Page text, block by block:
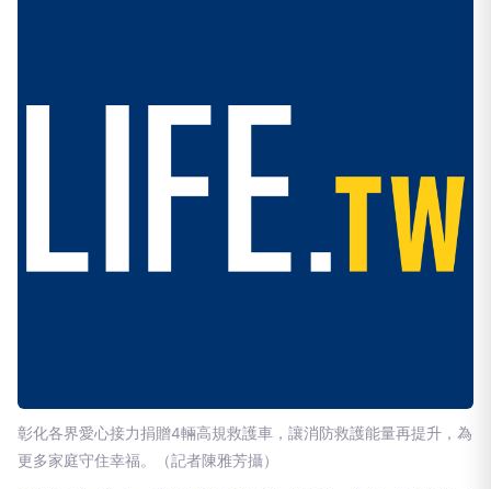
彰化各界愛心接力捐贈4輛高規救護車，讓消防救護能量再提升，為
更多家庭守住幸福。（記者陳雅芳攝）